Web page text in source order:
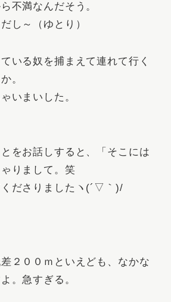
不満なんだそう。
し～（ゆとり）
いる奴を捕まえて連れて行く
。
いまいした。
をお話しすると、「そこには
りまして。笑
ださりましたヽ(´▽｀)/
２００ｍといえども、なかな
。急すぎる。